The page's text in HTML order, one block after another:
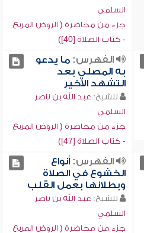
السلمي
جزء من محاضرة ( الروض المربع
- كتاب الصلاة [40])
الفهرس:ما يدعو
به المصلي بعد
التشهد الأخير
للشيخ: عبد الله بن ناصر
السلمي
جزء من محاضرة ( الروض المربع
- كتاب الصلاة [47])
الفهرس:أنواع
الخشوع في الصلاة
وبطلانها بعمل القلب
للشيخ: عبد الله بن ناصر
السلمي
جزء من محاضرة ( الروض المربع